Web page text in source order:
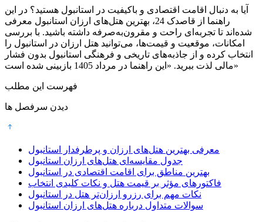
آیا به دنبال اقامت اقتصادی و باکیفیت در استانبول هستید؟ در این
راهنما از قاصدک 24، بهترین هتل‌های ارزان استانبول معرفی
شده‌اند تا تجربه‌ای راحت و مقرون‌به‌صرفه داشته باشید. با بررسی
امکانات، موقعیت و قیمت‌ها، می‌توانید هتل ارزان در استانبول را
انتخاب کرده و از جاذبه‌های تاریخی و فرهنگی استانبول بدون فشار
مالی لذت ببرید. «این راهنما در مرداد 1405 بازبینی شده است»
فهرست این مطلب
دیدن سرفصل ها
معرفی بهترین هتل‌های ارزان و پرطرفدار استانبول
جدول مقایسه‌ای هتل‌های ارزان استانبول
بهترین مناطق برای اقامت اقتصادی در استانبول
فاکتورهای مؤثر بر قیمت هتل و نکات کلیدی انتخاب
نکات مهم برای رزرو ارزان‌تر هتل در استانبول
سوالات متداول درباره هتل‌های ارزان استانبول